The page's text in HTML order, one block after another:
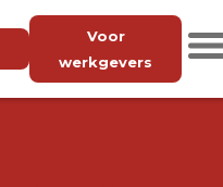
Voor
werkgevers